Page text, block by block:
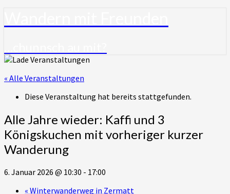
« Alle Veranstaltungen
Diese Veranstaltung hat bereits stattgefunden.
Alle Jahre wieder: Kaffi und 3
Königskuchen mit vorheriger kurzer
Wanderung
6. Januar 2026 @ 10:30 - 17:00
« Winterwanderweg in Zermatt